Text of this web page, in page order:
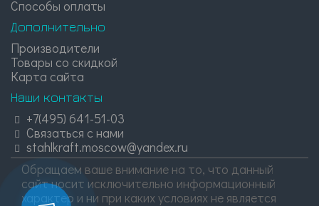
Способы оплаты
Дополнительно
Производители
Товары со скидкой
Карта сайта
Наши контакты
+7(495) 641-51-03
Связаться с нами
stahlkraft.moscow@yandex.ru
Обращаем ваше внимание на то, что данный
сайт носит исключительно информационный
характер и ни при каких условиях не является